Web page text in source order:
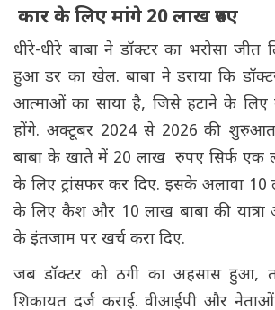
कार के लिए मांगे 20 लाख रुपए
धीरे-धीरे बाबा ने डॉक्टर का भरोसा
हुआ डर का खेल. बाबा ने डराया कि
आत्माओं का साया है, जिसे हटाने के लिए
होंगे. अक्टूबर 2024 से 2026 की
बाबा के खाते में 20 लाख रुपए सिर्फ एक
के लिए ट्रांसफर कर दिए. इसके अलावा 10
के लिए कैश और 10 लाख बाबा की
के इंतजाम पर खर्च करा दिए.
जब डॉक्टर को ठगी का अहसास हुआ,
शिकायत दर्ज कराई. वीआईपी और